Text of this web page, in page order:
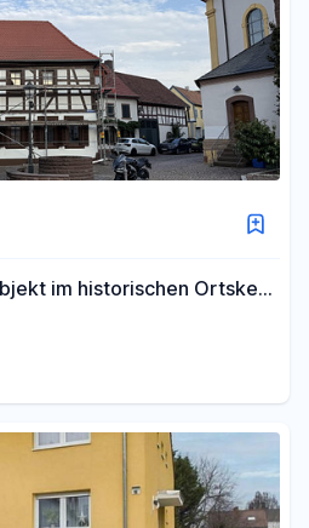
im historischen Ortskern
und viel Charme